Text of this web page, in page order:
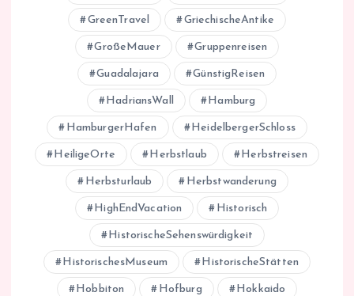
GreenTravel GriechischeAntike
GroßeMauer Gruppenreisen
Guadalajara GünstigReisen
HadriansWall Hamburg
HamburgerHafen HeidelbergerSchloss
HeiligeOrte Herbstlaub Herbstreisen
Herbsturlaub Herbstwanderung
HighEndVacation Historisch
HistorischeSehenswürdigkeit
HistorischesMuseum HistorischeStätten
Hobbiton Hofburg Hokkaido